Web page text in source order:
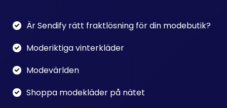
Är Sendify rätt fraktlösning för din modebutik?
Moderiktiga vinterkläder
Modevärlden
Shoppa modekläder på nätet